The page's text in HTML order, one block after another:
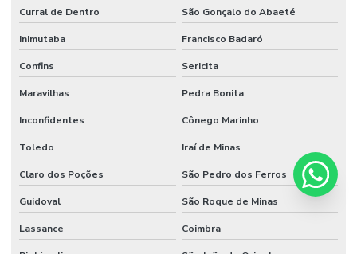
Curral de Dentro São Gonçalo do Abaeté
Inimutaba Francisco Badaró
Confins Sericita
Maravilhas Pedra Bonita
Inconfidentes Cônego Marinho
Toledo Iraí de Minas
Claro dos Poções São Pedro dos Ferros
Guidoval São Roque de Minas
Lassance Coimbra